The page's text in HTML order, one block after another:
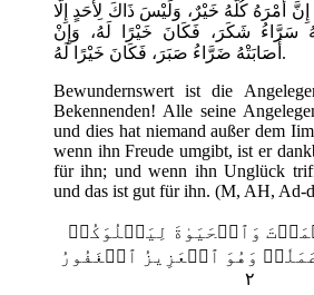
إِنَّ أَمْرَهُ كُلَّهُ خَيْرٌ، وَلَيْسَ ذَاكَ لِأَحَدٍ إِلَّا
سَرَّاءُ شَكَرَ، فَكَانَ خَيْرًا لَهُ، وَإِنْ
أَصَابَتْهُ ضَرَّاءُ صَبَرَ، فَكَانَ خَيْرًا لَهُ.
Bewundernswert ist die
Bekennenden! Alle seine
und dies hat niemand außer dem
wenn ihn Freude umgibt, ist er
für ihn; und wenn ihn Unglück
und das ist gut für ihn. (M, AH, Ad-
وَٱلۡحَيَوٰةَ لِيَبۡلُوَكُمۡ
وَهُوَ ٱلۡعَزِيزُ ٱلۡغَفُورُ
٢